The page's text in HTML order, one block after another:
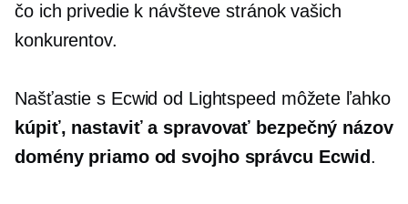
čo ich privedie k návšteve stránok vašich
konkurentov.
Našťastie s Ecwid od Lightspeed môžete ľahko
kúpiť, nastaviť a spravovať bezpečný názov
domény priamo od svojho správcu Ecwid.